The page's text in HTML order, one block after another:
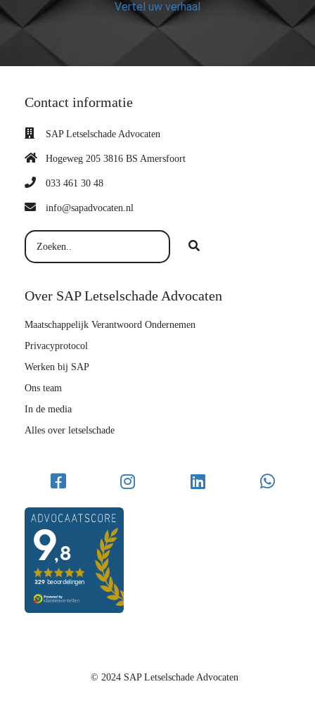
Vertel uw verhaal
Contact informatie
SAP Letselschade Advocaten
Hogeweg 205 3816 BS Amersfoort
033 461 30 48
info@sapadvocaten.nl
Over SAP Letselschade Advocaten
Maatschappelijk Verantwoord Ondernemen
Privacyprotocol
Werken bij SAP
Ons team
In de media
Alles over letselschade
© 2024 SAP Letselschade Advocaten